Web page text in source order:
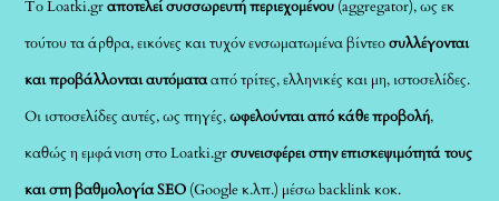
Το Loatki.grαποτελεί συσσωρευτή περιεχομένου (aggregator), ως εκ
τούτου τα άρθρα, εικόνες και τυχόν ενσωματωμένα βίντεοσυλλέγονται
και προβάλλονται αυτόματααπό τρίτες, ελληνικές και μη, ιστοσελίδες.
Οι ιστοσελίδες αυτές, ως πηγές,ωφελούνται από κάθε προβολή,
καθώς η εμφάνιση στο Loatki.grσυνεισφέρει στην επισκεψιμότητά τους
και στη βαθμολογία SEO (Google κ.λπ.) μέσω backlink κοκ.